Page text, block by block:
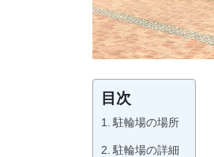
目次
駐輪場の場所
駐輪場の詳細